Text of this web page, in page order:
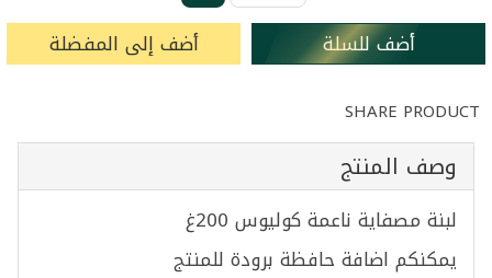
أضف للسلة أضف إلى المفضلة
SHARE PRODUCT
وصف المنتج
لبنة مصفاية ناعمة كوليوس 200غ
يمكنكم اضافة حافظة برودة للمنتج